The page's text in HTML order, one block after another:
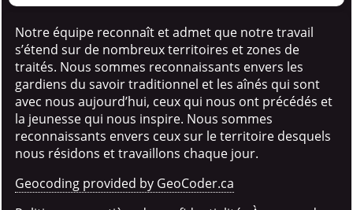
Notre équipe reconnaît et admet que notre travail
s’étend sur de nombreux territoires et zones de
traités. Nous sommes reconnaissants envers les
gardiens du savoir traditionnel et les aînés qui sont
avec nous aujourd’hui, ceux qui nous ont précédés et
la jeunesse qui nous inspire. Nous sommes
reconnaissants envers ceux sur le territoire desquels
nous résidons et travaillons chaque jour.
Geocoding provided by GeoCoder.ca